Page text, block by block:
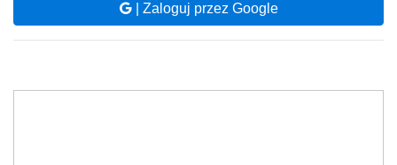
| Zaloguj przez Google